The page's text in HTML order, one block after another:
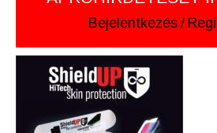
Bejelentkezés /